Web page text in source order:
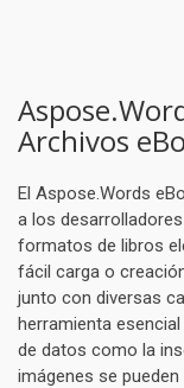
Archivos
El Aspose.Words
a los
formatos de libros
fácil carga o
junto con diversas
herramienta
de datos como la
imágenes se